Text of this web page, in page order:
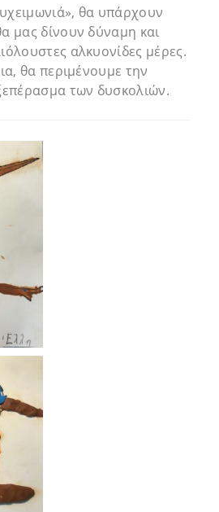
θα υπάρχουν
μας δίνουν δύναμη και
αλκυονίδες μέρες.
θα περιμένουμε την
των δυσκολιών.